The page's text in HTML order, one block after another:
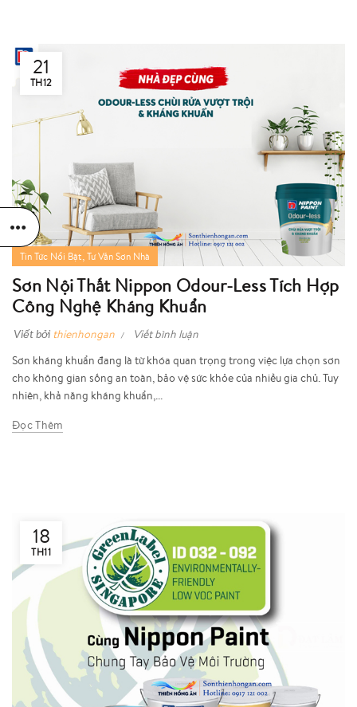
21
TH12
Tin Tức Nổi Bật, Tư Vấn Sơn Nhà
Sơn Nội Thất Nippon Odour-Less Tích Hợp
Công Nghệ Kháng Khuẩn
Viết bởi thienhongan
Viết bình luận
Sơn kháng khuẩn đang là từ khóa quan trọng trong việc lựa chọn sơn
cho không gian sống an toàn, bảo vệ sức khỏe của nhiều gia chủ. Tuy
nhiên, khả năng kháng khuẩn,...
Đọc Thêm
18
TH11